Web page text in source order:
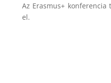
Az Erasmus+ konferencia
el.